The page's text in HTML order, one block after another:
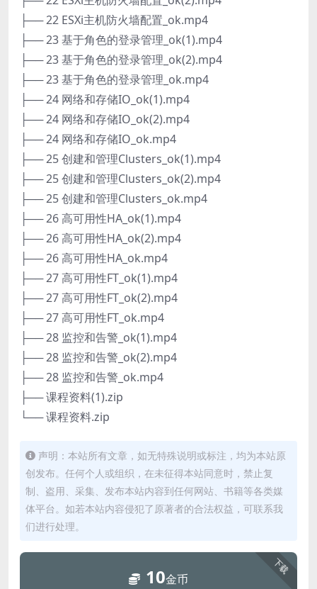
├── 22 ESXi主机防火墙配置_ok.mp4
├── 23 基于角色的登录管理_ok(1).mp4
├── 23 基于角色的登录管理_ok(2).mp4
├── 23 基于角色的登录管理_ok.mp4
├── 24 网络和存储IO_ok(1).mp4
├── 24 网络和存储IO_ok(2).mp4
├── 24 网络和存储IO_ok.mp4
├── 25 创建和管理Clusters_ok(1).mp4
├── 25 创建和管理Clusters_ok(2).mp4
├── 25 创建和管理Clusters_ok.mp4
├── 26 高可用性HA_ok(1).mp4
├── 26 高可用性HA_ok(2).mp4
├── 26 高可用性HA_ok.mp4
├── 27 高可用性FT_ok(1).mp4
├── 27 高可用性FT_ok(2).mp4
├── 27 高可用性FT_ok.mp4
├── 28 监控和告警_ok(1).mp4
├── 28 监控和告警_ok(2).mp4
├── 28 监控和告警_ok.mp4
├── 课程资料(1).zip
└── 课程资料.zip
声明：本站所有文章，如无特殊说明或标注，均为本站原
创发布。任何个人或组织，在未征得本站同意时，禁止复
制、盗用、采集、发布本站内容到任何网站、书籍等各类媒
体平台。如若本站内容侵犯了原著者的合法权益，可联系我
们进行处理。
下载
10金币